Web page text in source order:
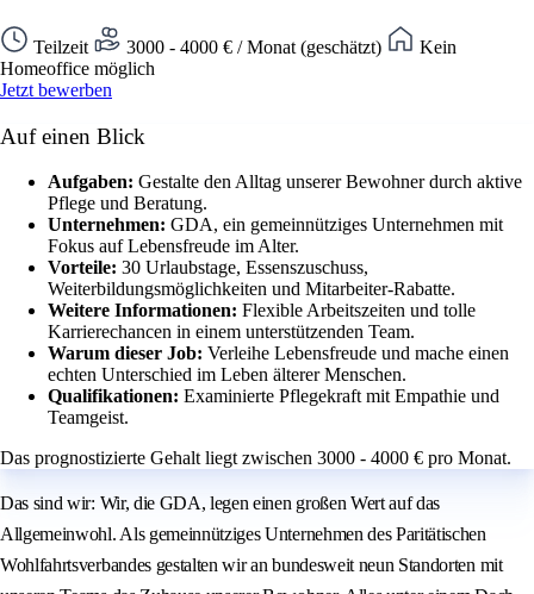
Teilzeit 3000 - 4000 € / Monat (geschätzt)
Kein
Homeoffice möglich
Jetzt bewerben
Auf einen Blick
Aufgaben: Gestalte den Alltag unserer Bewohner durch aktive
Pflege und Beratung.
Unternehmen: GDA, ein gemeinnütziges Unternehmen mit
Fokus auf Lebensfreude im Alter.
Vorteile: 30 Urlaubstage, Essenszuschuss,
Weiterbildungsmöglichkeiten und Mitarbeiter-Rabatte.
Weitere Informationen: Flexible Arbeitszeiten und tolle
Karrierechancen in einem unterstützenden Team.
Warum dieser Job: Verleihe Lebensfreude und mache einen
echten Unterschied im Leben älterer Menschen.
Qualifikationen: Examinierte Pflegekraft mit Empathie und
Teamgeist.
Das prognostizierte Gehalt liegt zwischen 3000 - 4000 € pro Monat.
Das sind wir: Wir, die GDA, legen einen großen Wert auf das
Allgemeinwohl. Als gemeinnütziges Unternehmen des Paritätischen
Wohlfahrtsverbandes gestalten wir an bundesweit neun Standorten mit